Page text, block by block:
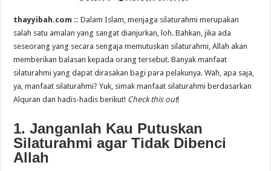
thayyibah.com ::Dalam Islam, menjaga silaturahmi merupakan
salah satu amalan yang sangat dianjurkan, loh. Bahkan, jika ada
seseorang yang secara sengaja memutuskan silaturahmi, Allah akan
memberikan balasan kepada orang tersebut. Banyak manfaat
silaturahmi yang dapat dirasakan bagi para pelakunya. Wah, apa saja,
ya, manfaat silaturahmi? Yuk, simak manfaat silaturahmi berdasarkan
Alquran dan hadis-hadis berikut! Check this out!
1. Janganlah Kau Putuskan
Silaturahmi agar Tidak Dibenci
Allah